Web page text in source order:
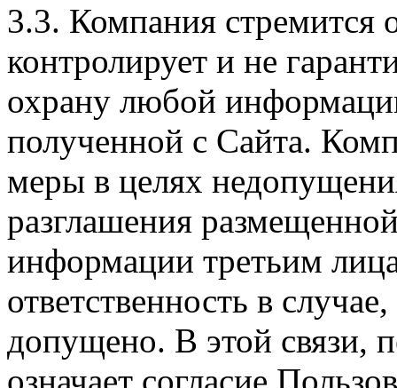
3.3. Компания стремится
контролирует и не
охрану любой
полученной с Сайта.
меры в целях
разглашения
информации третьим
ответственность в
допущено. В этой связи,
означает согласие